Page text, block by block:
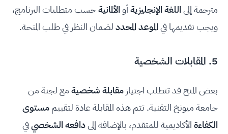
مترجمة إلىاللغة الإنجليزيةأوالألمانيةحسب متطلبات البرنامج،
ويجب تقديمها فيالموعد المحددلضمان النظر في طلب المنحة.
5. المقابلات الشخصية
بعض المنح قد تتطلب اجتيازمقابلة شخصيةمع لجنة من
جامعة ميونخ التقنية. تتم هذه المقابلة عادة لتقييممستوى
الكفاءةالأكاديمية للمتقدم، بالإضافة إلىدافعه الشخصيفي